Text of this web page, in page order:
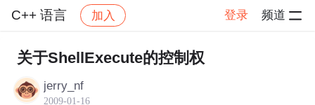
C++ 语言 加入 登录 频道
社区 C++ 语言 帖子详情
关于ShellExecute的控制权
jerry_nf
2009-01-16